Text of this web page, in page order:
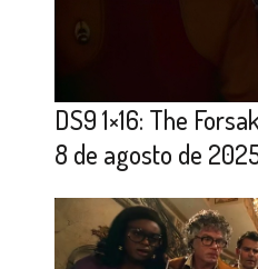
DS9 1×16: The
8 de agosto de